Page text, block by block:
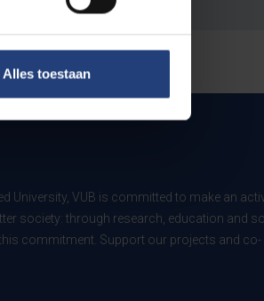
Alles toestaan
University, VUB is committed to make an
society: through research, education and
commitment. Support our projects and co-